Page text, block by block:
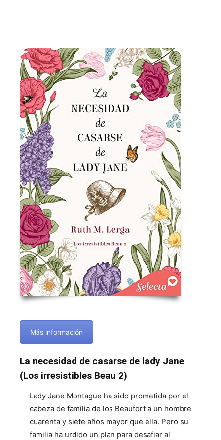
Más información
La necesidad de casarse de lady Jane
(Los irresistibles Beau 2)
Lady Jane Montague ha sido prometida por el
cabeza de familia de los Beaufort a un hombre
cuarenta y siete años mayor que ella. Pero su
familia ha urdido un plan para desafiar al